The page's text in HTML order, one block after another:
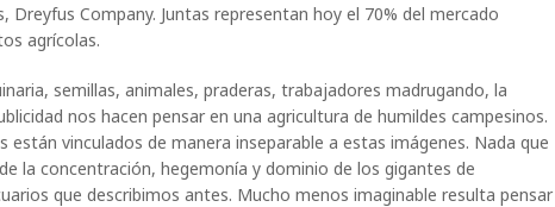
Dreyfus Company. Juntas representan hoy el 70% del mercado
agrícolas.
semillas, animales, praderas, trabajadores madrugando, la
nos hacen pensar en una agricultura de humildes campesinos.
están vinculados de manera inseparable a estas imágenes. Nada que
la concentración, hegemonía y dominio de los gigantes de
que describimos antes. Mucho menos imaginable resulta pensar